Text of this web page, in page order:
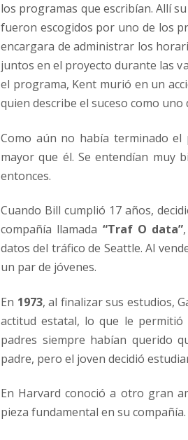
los programas que escribían. Allí
fueron escogidos por uno de los
encargara de administrar los
juntos en el proyecto durante las
el programa, Kent murió en un
quien describe el suceso como uno
Como aún no había terminado
mayor que él. Se entendían muy
entonces.
Cuando Bill cumplió 17 años,
compañía llamada “Traf O data”
datos del tráfico de Seattle. Al
un par de jóvenes.
En 1973, al finalizar sus estudios,
actitud estatal, lo que le permitió
padres siempre habían querido
padre, pero el joven decidió
En Harvard conoció a otro gran
pieza fundamental en su compañía.